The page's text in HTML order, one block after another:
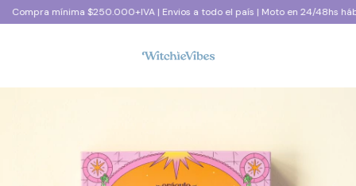
mínima $250.000+IVA | Envios a todo el país | Moto en 24/48hs hábiles